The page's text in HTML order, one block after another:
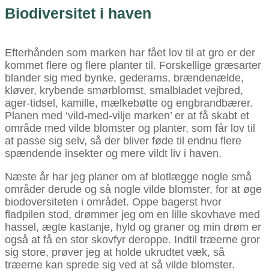
Biodiversitet i haven
Efterhånden som marken har fået lov til at gro er der
kommet flere og flere planter til. Forskellige græsarter
blander sig med bynke, gederams, brændenælde,
kløver, krybende smørblomst, smalbladet vejbred,
ager-tidsel, kamille, mælkebøtte og engbrandbærer.
Planen med ‘vild-med-vilje marken’ er at få skabt et
område med vilde blomster og planter, som får lov til
at passe sig selv, så der bliver føde til endnu flere
spændende insekter og mere vildt liv i haven.
Næste år har jeg planer om af blotlægge nogle små
områder derude og så nogle vilde blomster, for at øge
biodoversiteten i området. Oppe bagerst hvor
fladpilen stod, drømmer jeg om en lille skovhave med
hassel, ægte kastanje, hyld og graner og min drøm er
også at få en stor skovfyr deroppe. Indtil træerne gror
sig store, prøver jeg at holde ukrudtet væk, så
træerne kan sprede sig ved at så vilde blomster.